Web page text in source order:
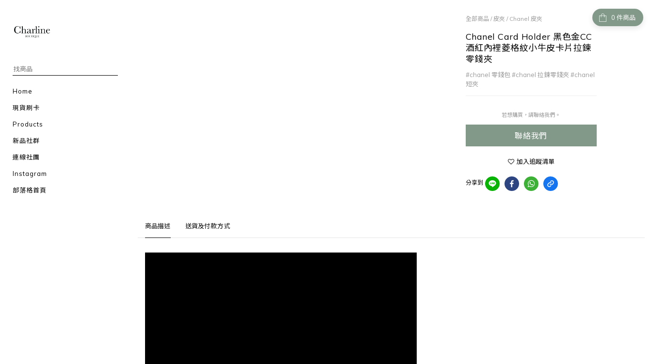
Home
現貨刷卡
Products
新品社群
連線社團
Instagram
部落格首頁
件商品
全部商品 /皮夾 / Chanel 皮夾
Chanel Card Holder 黑色金CC
酒紅內裡菱格紋小牛皮卡片拉鍊
零錢夾
#chanel 零錢包 #chanel 拉鍊零錢夾 #chanel
短夾
若想購買，請聯絡我們。
聯絡我們
加入追蹤清單
分享到
商品描述 送貨及付款方式